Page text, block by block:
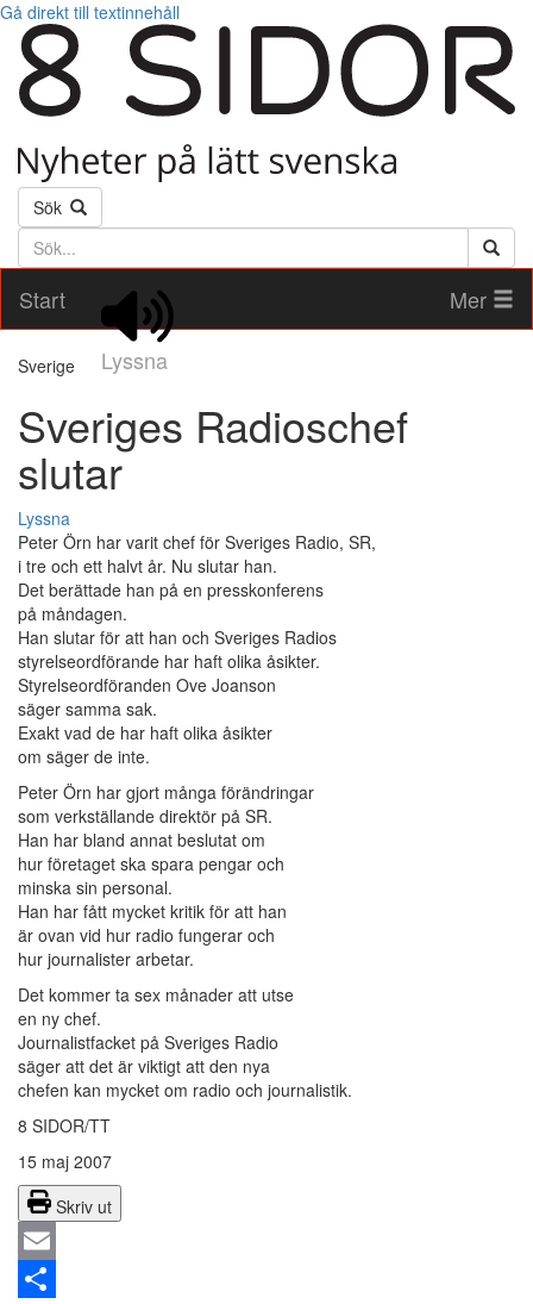
Gå direkt till textinnehåll
Sök
Söktext
Start
Lyssna
Mer
Sverige
Sveriges Radioschef
slutar
Lyssna
Peter Örn har varit chef för Sveriges Radio, SR,
i tre och ett halvt år. Nu slutar han.
Det berättade han på en presskonferens
på måndagen.
Han slutar för att han och Sveriges Radios
styrelseordförande har haft olika åsikter.
Styrelseordföranden Ove Joanson
säger samma sak.
Exakt vad de har haft olika åsikter
om säger de inte.
Peter Örn har gjort många förändringar
som verkställande direktör på SR.
Han har bland annat beslutat om
hur företaget ska spara pengar och
minska sin personal.
Han har fått mycket kritik för att han
är ovan vid hur radio fungerar och
hur journalister arbetar.
Det kommer ta sex månader att utse
en ny chef.
Journalistfacket på Sveriges Radio
säger att det är viktigt att den nya
chefen kan mycket om radio och journalistik.
8 SIDOR/TT
15 maj 2007
Skriv ut
Email